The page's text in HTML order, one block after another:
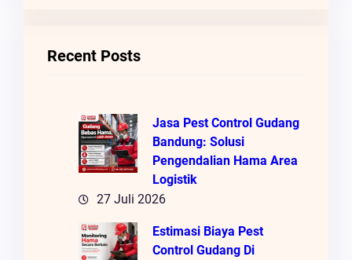
Recent Posts
Jasa Pest Control Gudang
Bandung: Solusi
Pengendalian Hama Area
Logistik
27 Juli 2026
Estimasi Biaya Pest
Control Gudang Di